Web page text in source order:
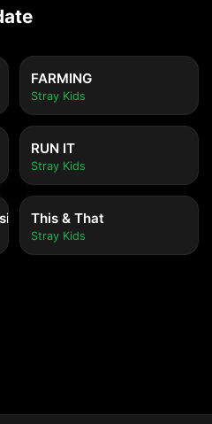
FARMING
Stray Kids
RUN IT
Stray Kids
This & That
Stray Kids